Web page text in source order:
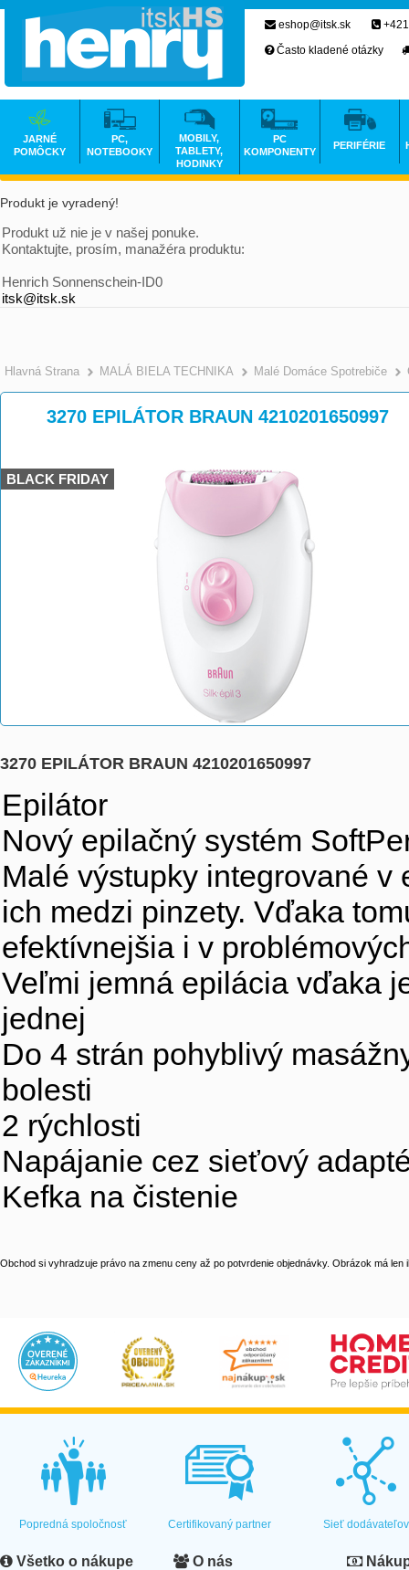
Produkt je vyradený!
Produkt už nie je v našej ponuke.
Kontaktujte, prosím, manažéra produktu:
Henrich Sonnenschein-ID0
itsk@itsk.sk
Hlavná Strana >
MALÁ BIELA TECHNIKA >
Malé Domáce Spotrebiče
3270 EPILÁTOR BRAUN 4210201650997
BLACK FRIDAY
3270 EPILÁTOR BRAUN 4210201650997
Epilátor
Nový epilačný systém
Malé výstupky integrované
ich medzi pinzety. Vďaka
efektívnejšia i v
Veľmi jemná epilácia vďaka
jednej
Do 4 strán pohyblivý
bolesti
2 rýchlosti
Napájanie cez sieťový
Kefka na čistenie
Obchod si vyhradzuje právo na zmenu ceny až po potvrdenie objednávky. Obrázok má len
eshop@itsk.sk
Často kladené otázky
JARNÉ
POMÔCKY
PC,
NOTEBOOKY
MOBILY,
TABLETY,
HODINKY
PC
KOMPONENTY
PERIFÉRIE
Popredná spoločnosť Certifikovaný partner Sieť dodávateľov
Všetko o nákupe O nás